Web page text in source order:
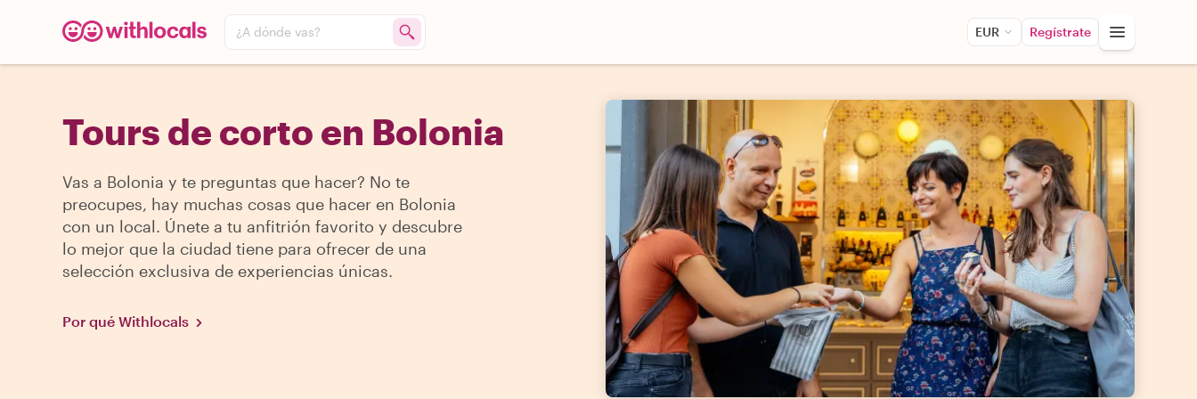
¿A dónde vas? EUR Regístrate
Tours de corto en Bolonia
Vas a Bolonia y te preguntas que hacer? No te
preocupes, hay muchas cosas que hacer en Bolonia
con un local. Únete a tu anfitrión favorito y descubre
lo mejor que la ciudad tiene para ofrecer de una
selección exclusiva de experiencias únicas.
Por qué Withlocals